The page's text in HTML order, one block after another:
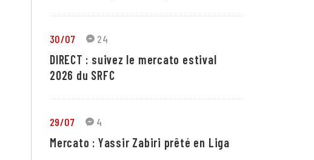
30/07 24
DIRECT : suivez le mercato estival
2026 du SRFC
29/07 4
Mercato : Yassir Zabiri prêté en Liga